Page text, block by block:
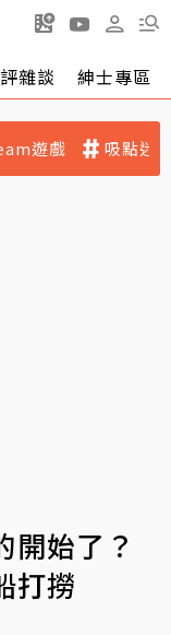
雜談 紳士專區
遊戲 吸點迷
開始了？
打撈